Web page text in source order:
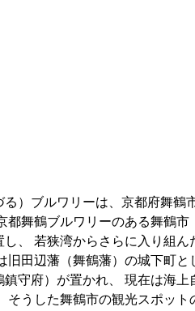
）ブルワリーは、京都府舞鶴
都舞鶴ブルワリーのある舞鶴
し、 若狭湾からさらに入り組
旧田辺藩（舞鶴藩）の城下町と
守府）が置かれ、 現在は海
そうした舞鶴市の観光スポッ